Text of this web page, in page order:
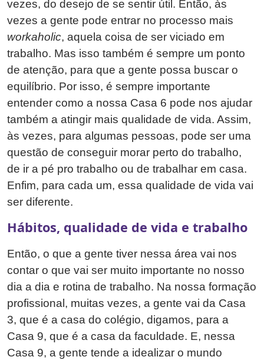
vezes, do desejo de se sentir útil. Então, às
vezes a gente pode entrar no processo mais
workaholic, aquela coisa de ser viciado em
trabalho. Mas isso também é sempre um ponto
de atenção, para que a gente possa buscar o
equilíbrio. Por isso, é sempre importante
entender como a nossa Casa 6 pode nos ajudar
também a atingir mais qualidade de vida. Assim,
às vezes, para algumas pessoas, pode ser uma
questão de conseguir morar perto do trabalho,
de ir a pé pro trabalho ou de trabalhar em casa.
Enfim, para cada um, essa qualidade de vida vai
ser diferente.
Hábitos, qualidade de vida e trabalho
Então, o que a gente tiver nessa área vai nos
contar o que vai ser muito importante no nosso
dia a dia e rotina de trabalho. Na nossa formação
profissional, muitas vezes, a gente vai da Casa
3, que é a casa do colégio, digamos, para a
Casa 9, que é a casa da faculdade. E, nessa
Casa 9, a gente tende a idealizar o mundo